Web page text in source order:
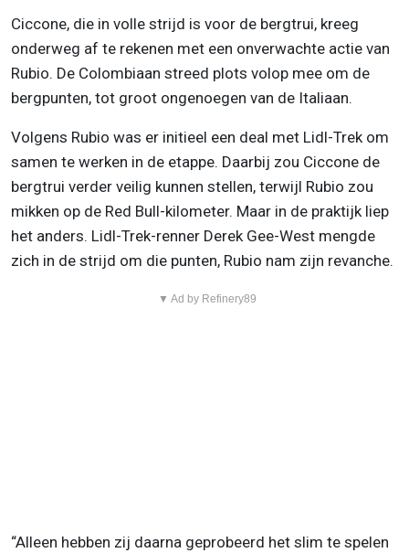
Ciccone, die in volle strijd is voor de bergtrui, kreeg
onderweg af te rekenen met een onverwachte actie van
Rubio. De Colombiaan streed plots volop mee om de
bergpunten, tot groot ongenoegen van de Italiaan.
Volgens Rubio was er initieel een deal met Lidl-Trek om
samen te werken in de etappe. Daarbij zou Ciccone de
bergtrui verder veilig kunnen stellen, terwijl Rubio zou
mikken op de Red Bull-kilometer. Maar in de praktijk liep
het anders. Lidl-Trek-renner Derek Gee-West mengde
zich in de strijd om die punten, Rubio nam zijn revanche.
▼ Ad by Refinery89
“Alleen hebben zij daarna geprobeerd het slim te spelen